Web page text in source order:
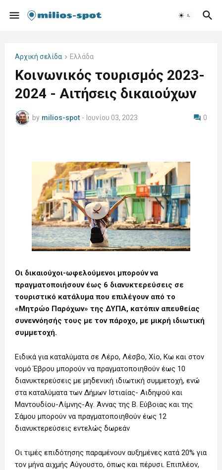
Αρχική σελίδα Ελλάδα
Κοινωνικός τουρισμός 2023-
2024 - Αιτήσεις δικαιούχων
by milios-spot - Ιουνίου 03, 2023 0
Οι δικαιούχοι-ωφελούμενοι μπορούν να
πραγματοποιήσουν έως 6 διανυκτερεύσεις σε
τουριστικό κατάλυμα που επιλέγουν από το
«Μητρώο Παρόχων» της ΔΥΠΑ, κατόπιν απευθείας
συνεννόησής τους με τον πάροχο, με μικρή ιδιωτική
συμμετοχή.
Ειδικά για καταλύματα σε Λέρο, Λέσβο, Χίο, Κω και στον
νομό Έβρου μπορούν να πραγματοποιηθούν έως 10
διανυκτερεύσεις με μηδενική ιδιωτική συμμετοχή, ενώ
στα καταλύματα των Δήμων Ιστιαίας- Αιδηψού και
Μαντουδίου-Λίμνης-Αγ. Άννας της Β. Εύβοιας και της
Σάμου μπορούν να πραγματοποιηθούν έως 12
διανυκτερεύσεις εντελώς δωρεάν
Οι τιμές επιδότησης παραμένουν αυξημένες κατά 20% για
τον μήνα αιχμής Αύγουστο, όπως και πέρυσι. Επιπλέον,